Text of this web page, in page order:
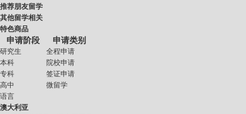
推荐朋友留学
其他留学相关
特色商品
申请阶段 申请类别
研究生
全程申请
本科
院校申请
专科
签证申请
高中
微留学
语言
澳大利亚